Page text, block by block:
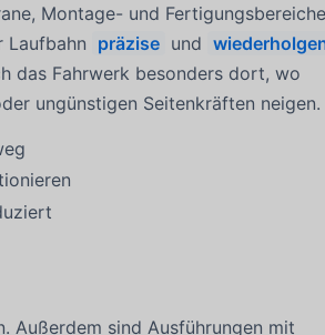
Montage- und Fertigungsbereiche
Laufbahn präzise und
das Fahrwerk besonders dort, wo
ungünstigen Seitenkräften neigen.
Außerdem sind Ausführungen mit